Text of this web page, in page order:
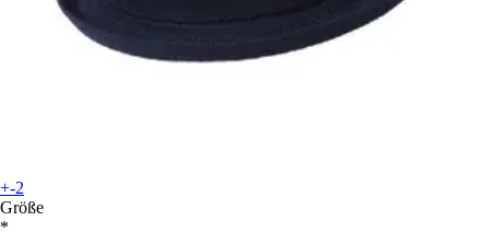
+-2
Größe
*